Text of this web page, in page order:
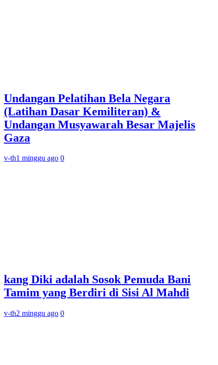
Undangan Pelatihan Bela Negara
(Latihan Dasar Kemiliteran) &
Undangan Musyawarah Besar Majelis
Gaza
v-th1 minggu ago 0
kang Diki adalah Sosok Pemuda Bani
Tamim yang Berdiri di Sisi Al Mahdi
v-th2 minggu ago 0